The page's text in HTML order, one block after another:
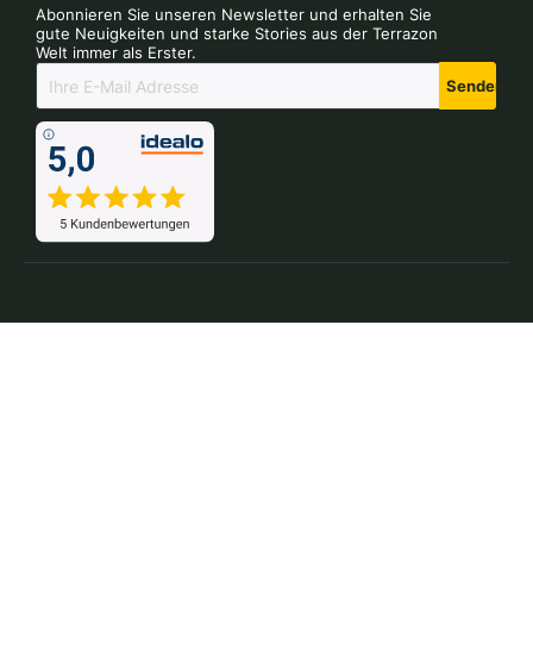
Abonnieren Sie unseren Newsletter und erhalten Sie
gute Neuigkeiten und starke Stories aus der Terrazon
Welt immer als Erster.
Senden